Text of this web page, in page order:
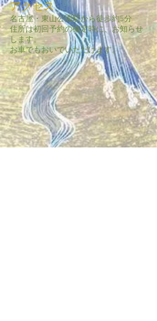
アクセス
名古屋・東山公園駅から徒歩約5分
住所は初回予約の確定時に、お知らせ
します。
お車でもおいでいただけます。